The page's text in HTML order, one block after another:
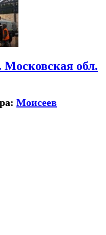
Московская обл.
Моисеев